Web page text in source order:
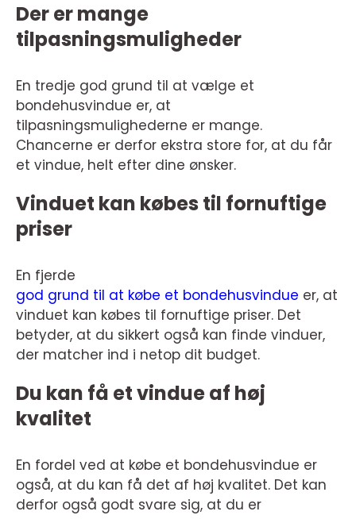
Der er mange
tilpasningsmuligheder
En tredje god grund til at vælge et
bondehusvindue er, at
tilpasningsmulighederne er mange.
Chancerne er derfor ekstra store for, at du får
et vindue, helt efter dine ønsker.
Vinduet kan købes til fornuftige
priser
En fjerde
god grund til at købe et bondehusvindue er, at
vinduet kan købes til fornuftige priser. Det
betyder, at du sikkert også kan finde vinduer,
der matcher ind i netop dit budget.
Du kan få et vindue af høj
kvalitet
En fordel ved at købe et bondehusvindue er
også, at du kan få det af høj kvalitet. Det kan
derfor også godt svare sig, at du er